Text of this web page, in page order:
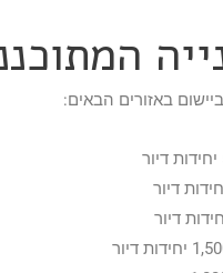
באזורים הבאים: